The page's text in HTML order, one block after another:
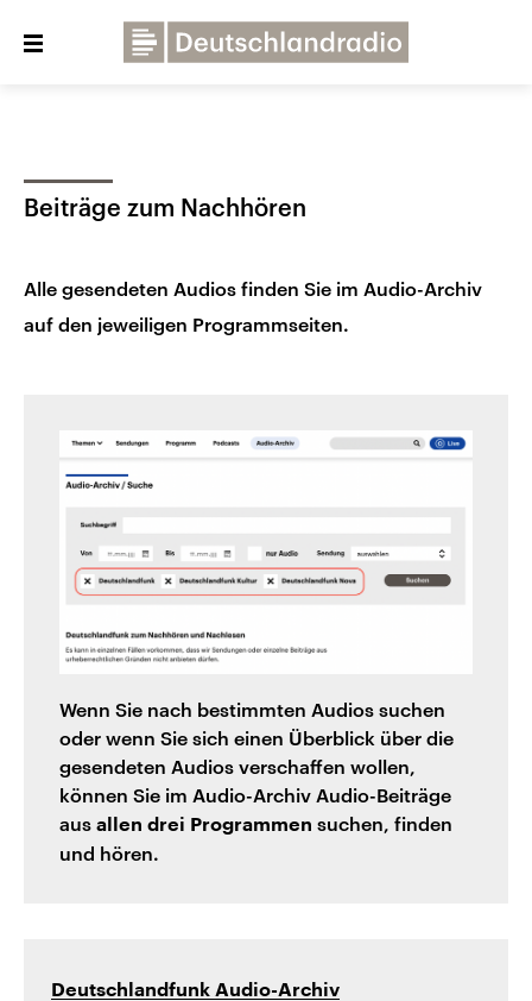
Close
Deutschlandfunk
Deutschlandfunk Kultur
Dialog und Kontakt Veranstaltungen
Beiträge zum Nachhören
Alle gesendeten Audios finden Sie im Audio-Archiv
auf den jeweiligen Programmseiten.
Wenn Sie nach bestimmten Audios suchen
oder wenn Sie sich einen Überblick über die
gesendeten Audios verschaffen wollen,
können Sie im Audio-Archiv Audio-Beiträge
aus allen drei Programmen suchen, finden
und hören.
Deutschlandfunk Audio-Archiv